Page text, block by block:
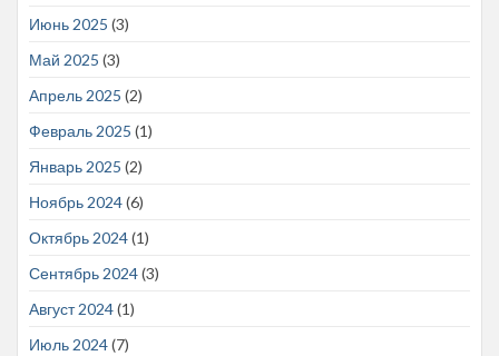
Июнь 2025 (3)
Май 2025 (3)
Апрель 2025 (2)
Февраль 2025 (1)
Январь 2025 (2)
Ноябрь 2024(6)
Октябрь 2024(1)
Сентябрь 2024(3)
Август 2024(1)
Июль 2024(7)